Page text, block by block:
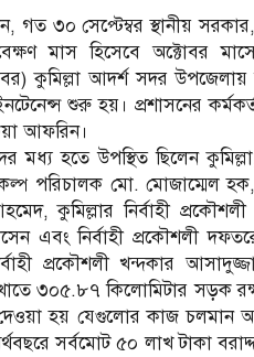
গত ৩০ সেপ্টেম্বর স্থানীয়
মাস হিসেবে অক্টোবর
কুমিল্লা আদর্শ সদর উপজেলায়
শুরু হয়। প্রশাসনের
আফরিন।
মধ্য হতে উপস্থিত ছিলেন
পরিচালক মো. মোজাম্মেল
কুমিল্লার নির্বাহী
এবং নির্বাহী প্রকৌশলী
প্রকৌশলী খন্দকার
খাতে ৩০৫.৮৭ কিলোমিটার সড়ক
হয় যেগুলোর কাজ চলমান
সর্বমোট ৫০ লাখ টাকা